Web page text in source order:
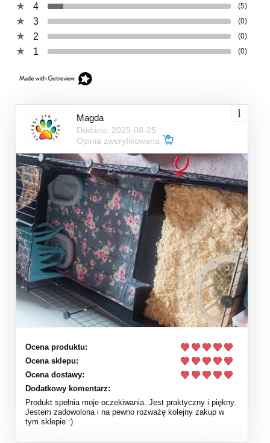
4 (5)
3 (0)
2 (0)
1 (0)
Magda
Dodano: 2025-08-25
Opinia zweryfikowana
Ocena produktu:
Ocena sklepu:
Ocena dostawy:
Dodatkowy komentarz:
Produkt spełnia moje oczekiwania. Jest praktyczny i piękny.
Jestem zadowolona i na pewno rozważę kolejny zakup w
tym sklepie :)